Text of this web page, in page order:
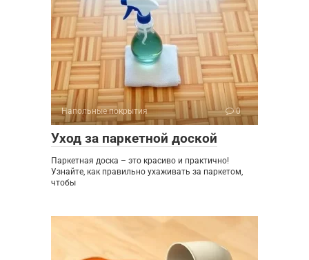
Напольные покрытия 0
Уход за паркетной доской
Паркетная доска – это красиво и практично!
Узнайте, как правильно ухаживать за паркетом,
чтобы